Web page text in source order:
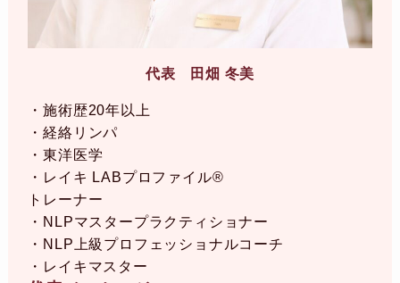
代表 田畑 冬美
・施術歴20年以上
・経絡リンパ
・東洋医学
・レイキ LABプロファイル®
トレーナー
・NLPマスタープラクティショナー
・NLP上級プロフェッショナルコーチ
・レイキマスター